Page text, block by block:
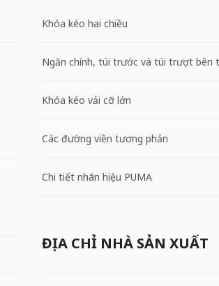
Khóa kéo hai chiều
Ngăn chính, túi trước và túi trượt bên
Khóa kéo vải cỡ lớn
Các đường viền tương phản
Chi tiết nhãn hiệu PUMA
ĐỊA CHỈ NHÀ SẢN XUẤT